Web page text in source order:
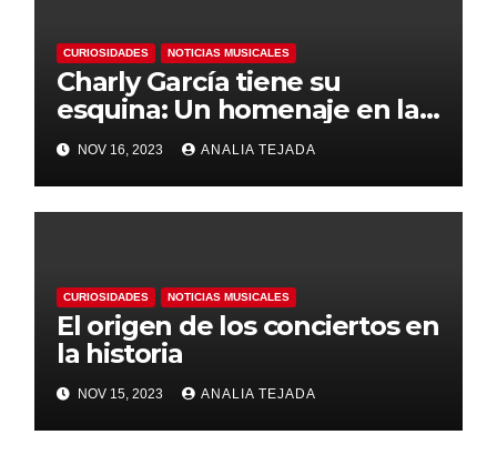
CURIOSIDADES NOTICIAS MUSICALES
Charly García tiene su
esquina: Un homenaje en la
Gran Manzana
NOV 16, 2023 ANALIA TEJADA
CURIOSIDADES NOTICIAS MUSICALES
El origen de los conciertos en
la historia
NOV 15, 2023 ANALIA TEJADA